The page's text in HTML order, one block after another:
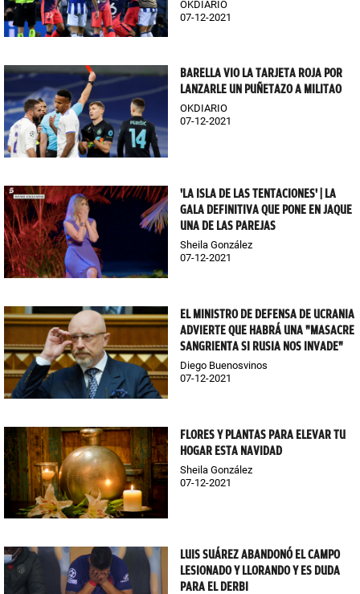
OKDIARIO
07-12-2021
BARELLA VIO LA TARJETA ROJA POR
LANZARLE UN PUÑETAZO A MILITAO
OKDIARIO
07-12-2021
'LA ISLA DE LAS TENTACIONES' | LA
GALA DEFINITIVA QUE PONE EN JAQUE
UNA DE LAS PAREJAS
Sheila González
07-12-2021
EL MINISTRO DE DEFENSA DE UCRANIA
ADVIERTE QUE HABRÁ UNA "MASACRE
SANGRIENTA SI RUSIA NOS INVADE"
Diego Buenosvinos
07-12-2021
FLORES Y PLANTAS PARA ELEVAR TU
HOGAR ESTA NAVIDAD
Sheila González
07-12-2021
LUIS SUÁREZ ABANDONÓ EL CAMPO
LESIONADO Y LLORANDO Y ES DUDA
PARA EL DERBI